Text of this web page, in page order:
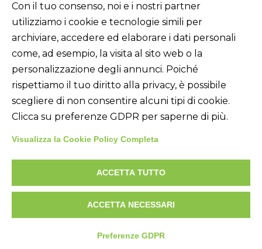
Link utili
Home
Chi siamo
Prodotti
Accessori
Contatti
©2024. All Rights Reserved | P.iva: 01774880171
Con il tuo consenso, noi e i nostri partner
utilizziamo i cookie e tecnologie simili per
archiviare, accedere ed elaborare i dati personali
come, ad esempio, la visita al sito web o la
personalizzazione degli annunci. Poiché
rispettiamo il tuo diritto alla privacy, è possibile
scegliere di non consentire alcuni tipi di cookie.
Clicca su preferenze GDPR per saperne di più.
Visualizza la Cookie Policy Completa
ACCETTA TUTTO
ACCETTA NECESSARI
Preferenze GDPR